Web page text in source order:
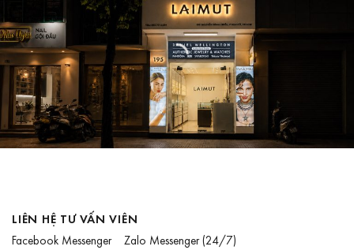
LIÊN HỆ TƯ VẤN VIÊN
Facebook Messenger Zalo Messenger(24/7)